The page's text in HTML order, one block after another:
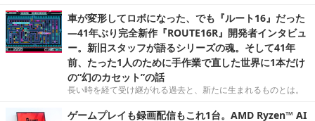
車が変形してロボになった、でも『ルート16』だった
―41年ぶり完全新作『ROUTE16R』開発者インタビュ
ー。新旧スタッフが語るシリーズの魂。そして41年
前、たった1人のために手作業で直した世界に1本だけ
の“幻のカセット”の話
長い時を経て受け継がれる過去と、新たに生まれるものとは。
ゲームプレイも録画配信もこれ1台。AMD Ryzen™ AI